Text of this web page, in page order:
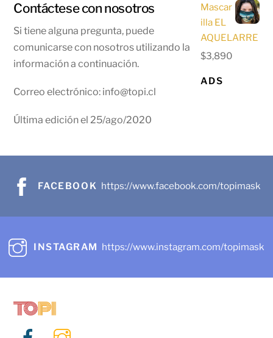
Contáctese con nosotros
Si tiene alguna pregunta, puede
comunicarse con nosotros utilizando la
información a continuación.
Correo electrónico: info@topi.cl
Última edición el 25/ago/2020
Mascar
illa EL
AQUELARRE
$3,890
ADS
FACEBOOK https://www.facebook.com/topimask
INSTAGRAM https://www.instagram.com/topimask